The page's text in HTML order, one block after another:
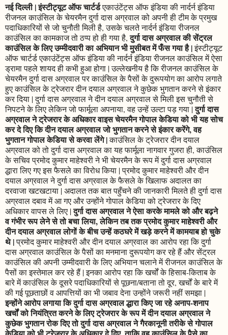
नई दिल्ली | इंस्टीट्यूट ऑफ चार्टर्डएकाउंटेंट्स ऑफ इंडिया की नार्दर्न इंडिया
रीजनल काउंसिल के चेयरमैन दुर्गा दास अग्रवाल को अपनी ही टीम के प्रमुख
पदाधिकारियों से जो चुनौती मिली है, उसके चलते नार्दर्न इंडिया रीजनल
काउंसिल का कामकाज तो ठप्प हो ही गया है,दुर्गा दास अग्रवाल की सेंट्रल
काउंसिल के लिए उम्मीदवारी का अभियान भी मुसीबत में फँस गया है |इंस्टीट्यूट
ऑफ चार्टर्ड एकाउंटेंट्स ऑफ इंडिया की नार्दर्न इंडिया रीजनल काउंसिल में ऐसा
ड्रामा पहले शायद ही कभी हुआ होगा | उल्लेखनीय है कि रीजनल काउंसिल के
चेयरमैन दुर्गा दास अग्रवाल पर काउंसिल के पैसों के दुरूपयोग का आरोप लगाते
हुए काउंसिल के ट्रेजरार दीन दयाल अग्रवाल ने कुछेक भुगतान करने से इंकार
कर दिया | दुर्गा दास अग्रवाल ने दीन दयाल अग्रवाल से मिली इस चुनौती से
निपटने के लिए लेकिन जो फार्मूला अपनाया, वह उन्हें उल्टा पड़ गया |दुर्गा दास
अग्रवाल ने ट्रेजरार के अधिकार वाइस चेयरमैन गोपाल केडिया को भी यह सोच
कर दे दिए कि दीन दयाल अग्रवाल जो भुगतान करने से इंकार करेंगे, वह
भुगतान गोपाल केडिया से करवा लेंगे |काउंसिल के ट्रेजरार दीन दयाल
अग्रवाल को तो दुर्गा दास अग्रवाल का यह फार्मूला नागवार गुजरा ही, काउंसिल
के सचिव प्रमोद कुमार माहेश्वरी ने भी चेयरमैन के रूप में दुर्गा दास अग्रवाल
द्धारा लिए गए इस फैसले का विरोध किया | प्रमोद कुमार माहेश्वरी और दीन
दयाल अग्रवाल ने दुर्गा दास अग्रवाल के फैसले के खिलाफ अदालत का
दरवाजा खटखटाया | अदालत तक बात पहुँचने की जानकारी मिलते ही दुर्गा दास
अग्रवाल दबाव में आ गए और उन्होंने गोपाल केडिया को ट्रेजरार के दिए
अधिकार वापस ले लिए |दुर्गा दास अग्रवाल ने ऐसा करके मामले को और बढ़ने
व गंभीर रूप लेने से तो बचा लिया, लेकिन तब तक प्रमोद कुमार माहेश्वरी और
दीन दयाल अग्रवाल लोगों के बीच उन्हें कठघरे में खड़े करने में कामयाब हो चुके
थे |प्रमोद कुमार माहेश्वरी और दीन दयाल अग्रवाल का आरोप रहा कि दुर्गा
दास अग्रवाल काउंसिल के पैसों का मनमाना दुरूपयोग कर रहे हैं और सेंट्रल
काउंसिल की अपनी उम्मीदवारी के लिए अभियान चलाने में रीजनल काउंसिल के
पैसों का इस्तेमाल कर रहे हैं | इनका आरोप रहा कि खर्चों के हिसाब-किताब के
बारे में काउंसिल के दूसरे पदाधिकारियों से पूछना/बताना तो दूर, खर्चों के बारे में
की गई पूछताछों व आपत्तियों का भी जबाव देना उन्होंने जरूरी नहीं समझा |
इन्होंने आरोप लगाया कि दुर्गा दास अग्रवाल द्धारा किए जा रहे अनाप-शनाप
खर्चों को नियंत्रित करने के लिए ट्रेजरार के रूप में दीन दयाल अग्रवाल ने
कुछेक भुगतान रोक दिए तो दुर्गा दास अग्रवाल ने गैरकानूनी तरीके से गोपाल